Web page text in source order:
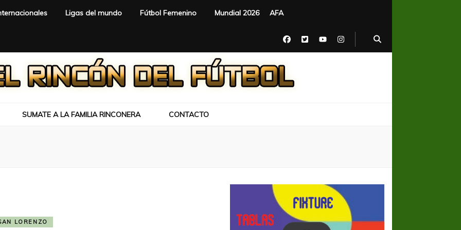
Ligas del mundo Fútbol Femenino Mundial 2026 AFA
SUMATE A LA FAMILIA RINCONERA CONTACTO
LORENZO